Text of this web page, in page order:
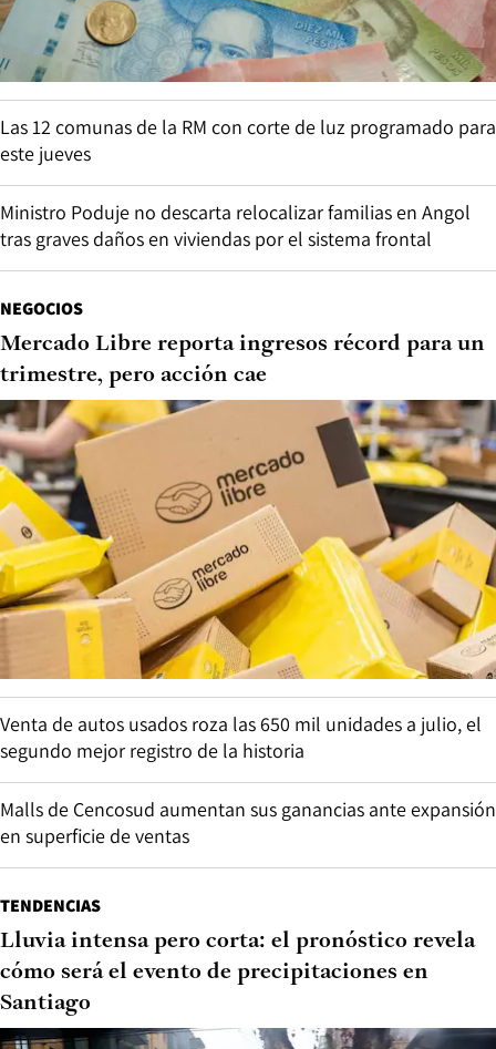
Las 12 comunas de la RM con corte de luz programado para
este jueves
Ministro Poduje no descarta relocalizar familias en Angol
tras graves daños en viviendas por el sistema frontal
NEGOCIOS
Mercado Libre reporta ingresos récord para un
trimestre, pero acción cae
Venta de autos usados roza las 650 mil unidades a julio, el
segundo mejor registro de la historia
Malls de Cencosud aumentan sus ganancias ante expansión
en superficie de ventas
TENDENCIAS
Lluvia intensa pero corta: el pronóstico revela
cómo será el evento de precipitaciones en
Santiago